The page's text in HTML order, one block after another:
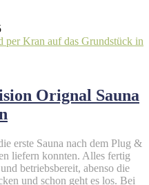
Orignal Sauna
erste Sauna nach dem Plug &
liefern konnten. Alles fertig
betriebsbereit, abenso die
und schon geht es los. Bei